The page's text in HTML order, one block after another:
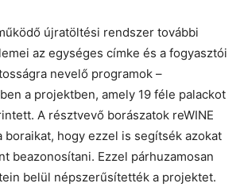
újratöltési rendszer további
az egységes címke és a fogyasztói
nevelő programok –
a projektben, amely 19 féle palackot
A résztvevő borászatok reWINE
boraikat, hogy ezzel is segítsék azokat
beazonosítani. Ezzel párhuzamosan
belül népszerűsítették a projektet.